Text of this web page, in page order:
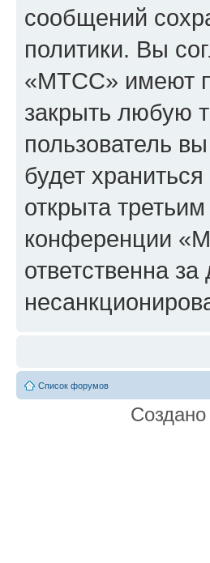
сообщений
политики. Вы
«МТСС» имеют
закрыть любую
пользователь
будет
открыта
конференции
ответственна
Список форумов